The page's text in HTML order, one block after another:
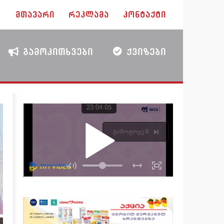
ᲛᲗᲐᲕᲐᲠᲘ ᲠᲔᲙᲚᲐᲛᲐ ᲙᲝᲜᲢᲐᲥᲢᲘ
ᲒᲐᲛᲝᲙᲘᲗᲮᲕᲔᲑᲘ ᲥᲕᲘᲖᲔᲑᲘ